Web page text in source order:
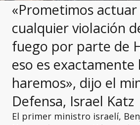
«Prometimos
cualquier violación
fuego por parte de
eso es exactamente
haremos», dijo el
Defensa, Israel Katz
El primer ministro israelí,